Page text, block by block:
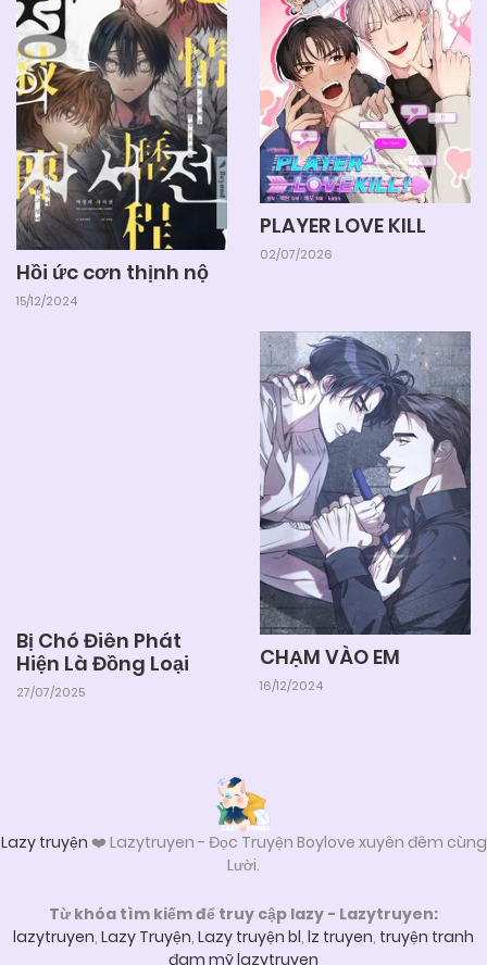
Hồi ức cơn thịnh nộ
15/12/2024
PLAYER LOVE KILL
02/07/2026
Bị Chó Điên Phát
Hiện Là Đồng Loại
27/07/2025
CHẠM VÀO EM
16/12/2024
Lazy truyện ❤️ Lazytruyen - Đọc Truyện Boylove xuyên đêm cùng
Lười.
Từ khóa tìm kiếm để truy cập lazy - Lazytruyen:
lazytruyen, Lazy Truyện, Lazy truyện bl, lz truyen, truyện tranh
đam mỹ lazytruyen